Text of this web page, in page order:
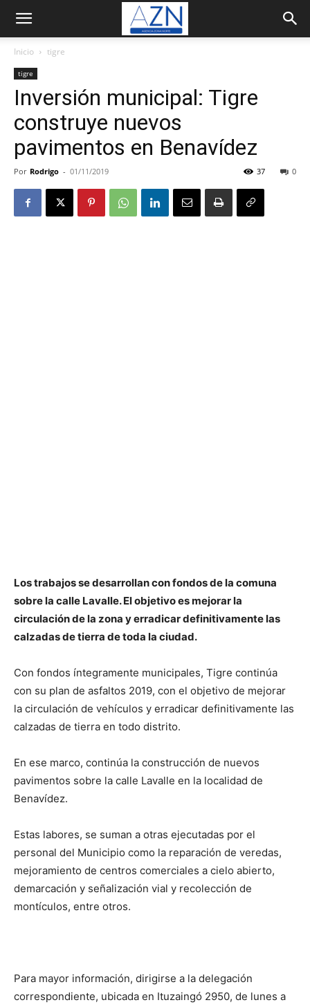
Inicio tigre
tigre
Inversión municipal: Tigre
construye nuevos
pavimentos en Benavídez
Por Rodrigo - 01/11/2019 0
37
Los trabajos se desarrollan con fondos de la comuna
sobre la calle Lavalle. El objetivo es mejorar la
circulación de la zona y erradicar definitivamente las
calzadas de tierra de toda la ciudad.
Con fondos íntegramente municipales, Tigre continúa
con su plan de asfaltos 2019, con el objetivo de mejorar
la circulación de vehículos y erradicar definitivamente las
calzadas de tierra en todo distrito.
En ese marco, continúa la construcción de nuevos
pavimentos sobre la calle Lavalle en la localidad de
Benavídez.
Estas labores, se suman a otras ejecutadas por el
personal del Municipio como la reparación de veredas,
mejoramiento de centros comerciales a cielo abierto,
demarcación y señalización vial y recolección de
montículos, entre otros.
Para mayor información, dirigirse a la delegación
correspondiente, ubicada en Ituzaingó 2950, de lunes a